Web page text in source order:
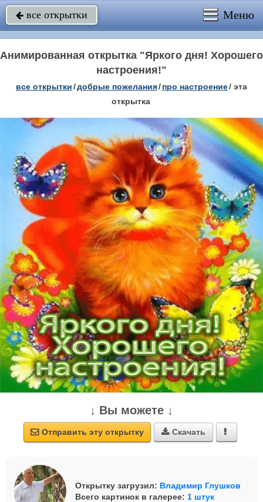
 все открытки Меню
Анимированная открытка "Яркого дня! Хорошего
настроения!"
все открытки/добрые пожелания/про настроение/ эта
открытка
↓ Вы можете ↓
 Отправить эту открытку  Скачать 
Открытку загрузил: Владимир Глушков
Всего картинок в галерее: 1 штук